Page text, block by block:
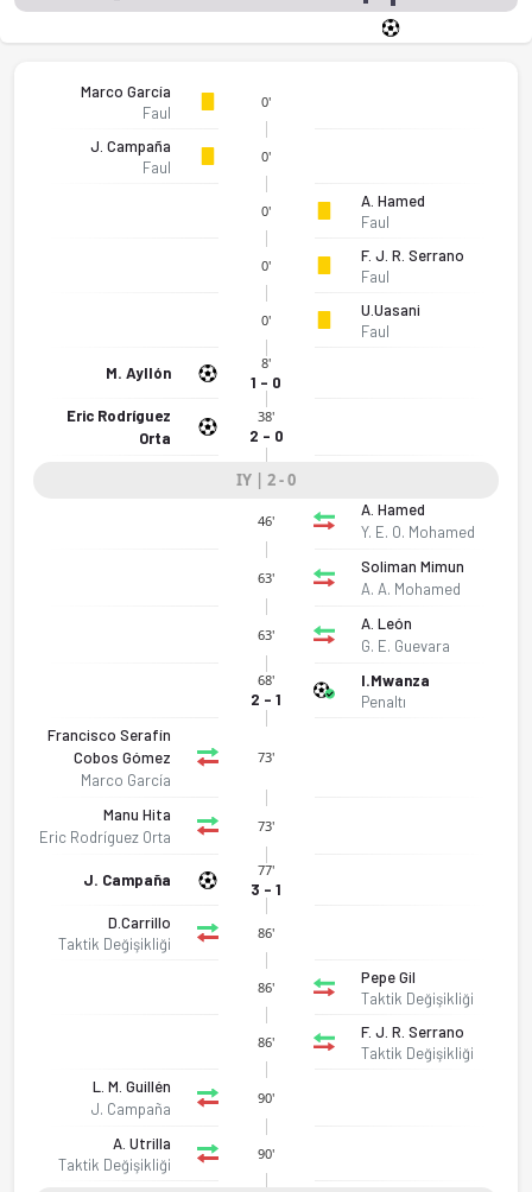
CD Huetor Tajar - UD Melilla B 3-1 bitti. Gol anları, kadro,
Marco García
Faul
0'
J. Campaña
Faul
0'
0'
A. Hamed
Faul
0'
F. J. R. Serrano
Faul
0'
U.Uasani
Faul
M. Ayllón
8'
1 - 0
Eric Rodríguez
Orta
38'
2 - 0
IY | 2 - 0
46'
A. Hamed
Y. E. O. Mohamed
63'
Soliman Mimun
A. A. Mohamed
63'
A. León
G. E. Guevara
68'
2 - 1
I.Mwanza
Penaltı
Francisco Serafín
Cobos Gómez
Marco García
73'
Manu Hita
Eric Rodríguez Orta
73'
J. Campaña
77'
3 - 1
D.Carrillo
Taktik Değişikliği
86'
86'
Pepe Gil
Taktik Değişikliği
86'
F. J. R. Serrano
Taktik Değişikliği
L. M. Guillén
J. Campaña
90'
A. Utrilla
Taktik Değişikliği
90'